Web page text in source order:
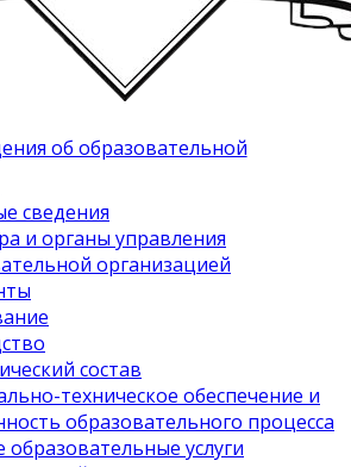
об образовательной
сведения
и органы управления
организацией
состав
техническое обеспечение и
образовательного процесса
образовательные услуги